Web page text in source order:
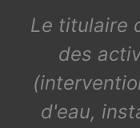
Le titulaire
des
d'eau,